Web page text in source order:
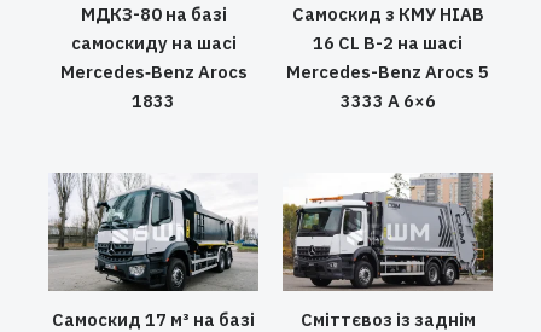
МДКЗ-80 на базі
самоскиду на шасі
Mercedes‑Benz Arocs
1833
Самоскид з КМУ HIAB
16 CL B-2 на шасі
Mercedes-Benz Arocs 5
3333 A 6×6
Самоскид 17 м³ на базі
Сміттєвоз із заднім